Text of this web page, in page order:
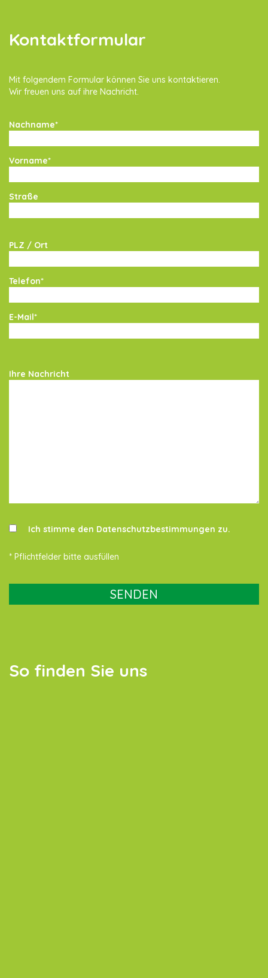
Kontaktformular
Mit folgendem Formular können Sie uns kontaktieren.
Wir freuen uns auf ihre Nachricht.
Nachname*
Vorname*
Straße
PLZ / Ort
Telefon*
E-Mail*
Ihre Nachricht
Ich stimme den Datenschutzbestimmungen zu.
* Pflichtfelder bitte ausfüllen
So finden Sie uns